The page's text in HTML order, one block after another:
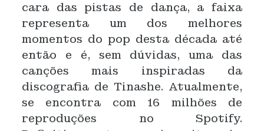
cara das pistas de dança, a faixa
representa um dos melhores
momentos do pop desta década até
então e é, sem dúvidas, uma das
canções mais inspiradas da
discografia de Tinashe. Atualmente,
se encontra com 16 milhões de
reproduções no Spotify.